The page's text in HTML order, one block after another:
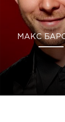
МАКС